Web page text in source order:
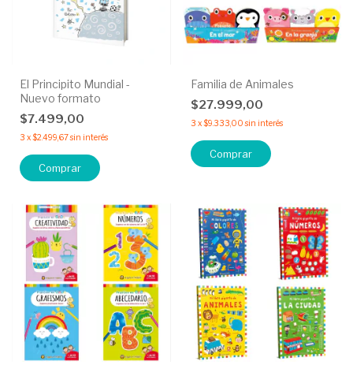
El Principito Mundial -
Nuevo formato
$7.499,00
3 x$2.499,67sin interés
Familia de Animales
$27.999,00
3 x$9.333,00 sin interés
Comprar